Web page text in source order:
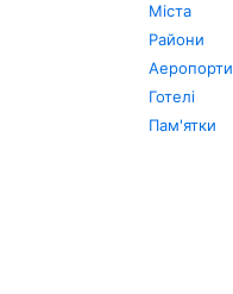
Міста
Райони
Аеропорти
Готелі
Пам'ятки